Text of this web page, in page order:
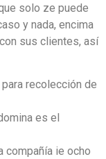
solo ze puede
y nada, encima
sus clientes, así
recolección de
es el
compañía ie ocho